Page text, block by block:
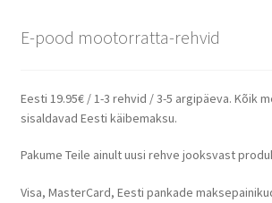
E-pood mootorratta-rehvid
Eesti 19.95€ / 1-3 rehvid / 3-5 argipäeva. Kõik
sisaldavad Eesti käibemaksu.
Pakume Teile ainult uusi rehve jooksvast
Visa, MasterCard, Eesti pankade